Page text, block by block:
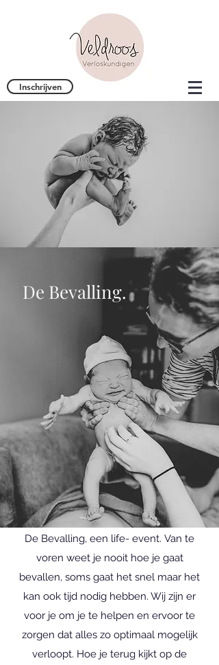
Inschrijven
De Bevalling.
De Bevalling, een life- event. Van te
voren weet je nooit hoe je gaat
bevallen, soms gaat het snel maar het
kan ook tijd nodig hebben. Wij zijn er
voor je om je te helpen en ervoor te
zorgen dat alles zo optimaal mogelijk
verloopt. Hoe je terug kijkt op de